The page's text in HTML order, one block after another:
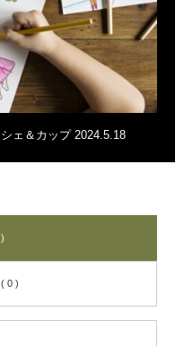
ェ＆カップ 2024.5.18
0 )